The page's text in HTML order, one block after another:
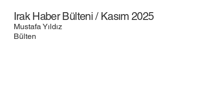
Irak Haber Bülteni / Kasım 2025
Mustafa Yıldız
Bülten